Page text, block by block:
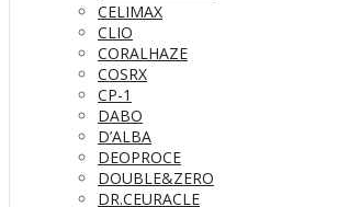
CELIMAX
CLIO
CORALHAZE
COSRX
CP-1
DABO
D’ALBA
DEOPROCE
DOUBLE&ZERO
DR.CEURACLE